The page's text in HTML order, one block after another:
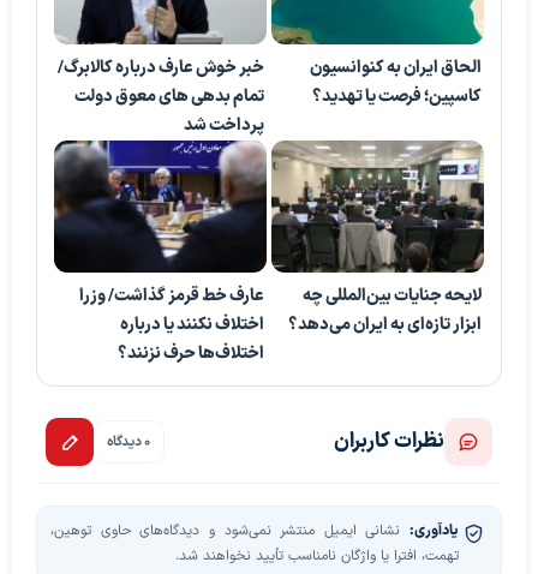
الحاق ایران به کنوانسیون
کاسپین؛ فرصت یا تهدید؟
خبر خوش عارف درباره کالابرگ/
تمام بدهی های معوق دولت
پرداخت شد
لایحه جنایات بین‌المللی چه
ابزار تازه‌ای به ایران می‌دهد؟
عارف خط قرمز گذاشت/ وزرا
اختلاف نکنند یا درباره
اختلاف‌ها حرف نزنند؟
نظرات کاربران 0 دیدگاه
یادآوری: نشانی ایمیل منتشر نمی‌شود و دیدگاه‌های حاوی توهین،
تهمت، افترا یا واژگان نامناسب تأیید نخواهند شد.